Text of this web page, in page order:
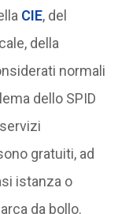
CIE, del
della
normali
dello SPID
gratuiti, ad
istanza o
da bollo.